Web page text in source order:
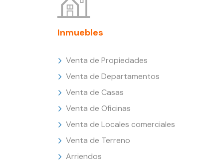
Inmuebles
Venta de Propiedades
Venta de Departamentos
Venta de Casas
Venta de Oficinas
Venta de Locales comerciales
Venta de Terreno
Arriendos